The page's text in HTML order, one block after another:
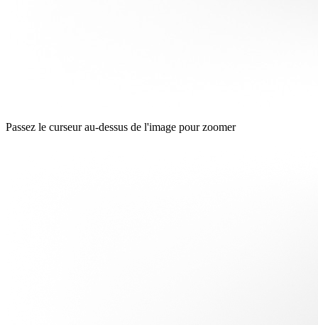
Passez le curseur au-dessus de l'image pour zoomer